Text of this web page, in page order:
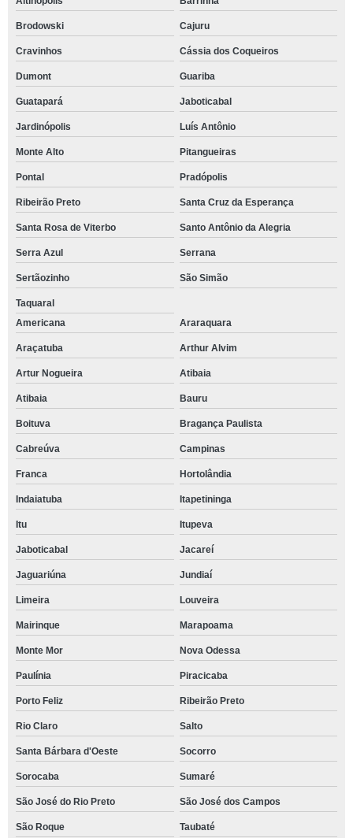
Brodowski Cajuru
Cravinhos Cássia dos Coqueiros
Dumont Guariba
Guatapará Jaboticabal
Jardinópolis Luís Antônio
Monte Alto Pitangueiras
Pontal Pradópolis
Ribeirão Preto Santa Cruz da Esperança
Santa Rosa de Viterbo Santo Antônio da Alegria
Serra Azul Serrana
Sertãozinho São Simão
Taquaral
Americana
Araraquara
Araçatuba Arthur Alvim
Artur Nogueira Atibaia
Atibaia Bauru
Boituva Bragança Paulista
Cabreúva Campinas
Franca Hortolândia
Indaiatuba Itapetininga
Itu Itupeva
Jaboticabal Jacareí
Jaguariúna Jundiaí
Limeira Louveira
Mairinque Marapoama
Monte Mor Nova Odessa
Paulínia Piracicaba
Porto Feliz Ribeirão Preto
Rio Claro Salto
Santa Bárbara d'Oeste Socorro
Sorocaba Sumaré
São José do Rio Preto São José dos Campos
São Roque Taubaté